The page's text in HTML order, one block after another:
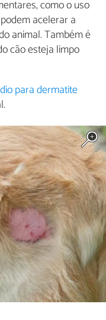
como o uso
acelerar a
animal. Também é
cão esteja limpo
para dermatite